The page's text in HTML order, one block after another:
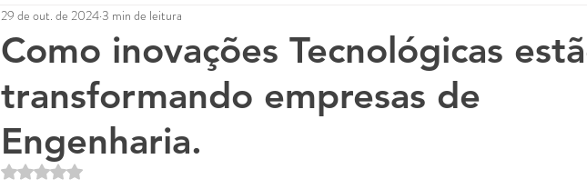
Como inovações Tecnológicas
transformando empresas de
Engenharia.
29 de out. de 20243 min de leitura
Avaliado com NaN de 5 estrelas.